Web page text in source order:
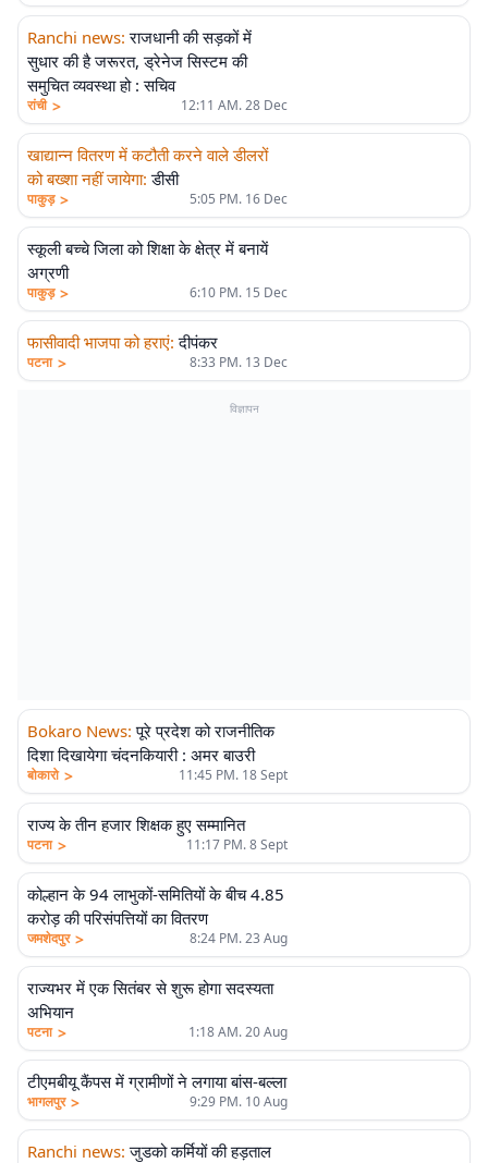
Ranchi news: राजधानी की सड़कों में
सुधार की है जरूरत, ड्रेनेज सिस्टम की
समुचित व्यवस्था हो : सचिव
रांची > 12:11 AM. 28 Dec
खाद्यान्न वितरण में कटौती करने वाले डीलरों
को बख्शा नहीं जायेगा: डीसी
पाकुड़ > 5:05 PM. 16 Dec
स्कूली बच्चे जिला को शिक्षा के क्षेत्र में बनायें
अग्रणी
पाकुड़ > 6:10 PM. 15 Dec
फासीवादी भाजपा को हराएं: दीपंकर
पटना > 8:33 PM. 13 Dec
विज्ञापन
Bokaro News: पूरे प्रदेश को राजनीतिक
दिशा दिखायेगा चंदनकियारी : अमर बाउरी
बोकारो > 11:45 PM. 18 Sept
राज्य के तीन हजार शिक्षक हुए सम्मानित
पटना > 11:17 PM. 8 Sept
कोल्हान के 94 लाभुकों-समितियों के बीच 4.85
करोड़ की परिसंपत्तियों का वितरण
जमशेदपुर > 8:24 PM. 23 Aug
राज्यभर में एक सितंबर से शुरू होगा सदस्यता
अभियान
पटना > 1:18 AM. 20 Aug
टीएमबीयू कैंपस में ग्रामीणों ने लगाया बांस-बल्ला
भागलपुर > 9:29 PM. 10 Aug
Ranchi news: जुडको कर्मियों की हड़ताल